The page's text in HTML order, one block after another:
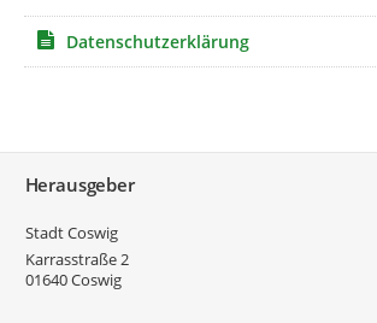
Datenschutzerklärung
Herausgeber
Stadt Coswig
Karrasstraße 2
01640Coswig